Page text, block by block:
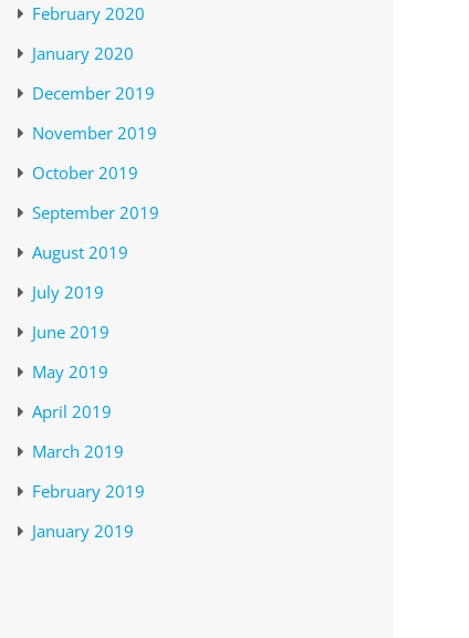
February 2020
January 2020
December 2019
November 2019
October 2019
September 2019
August 2019
July 2019
June 2019
May 2019
April 2019
March 2019
February 2019
January 2019